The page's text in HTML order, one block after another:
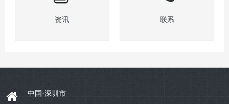
资讯 联系
中国·深圳市